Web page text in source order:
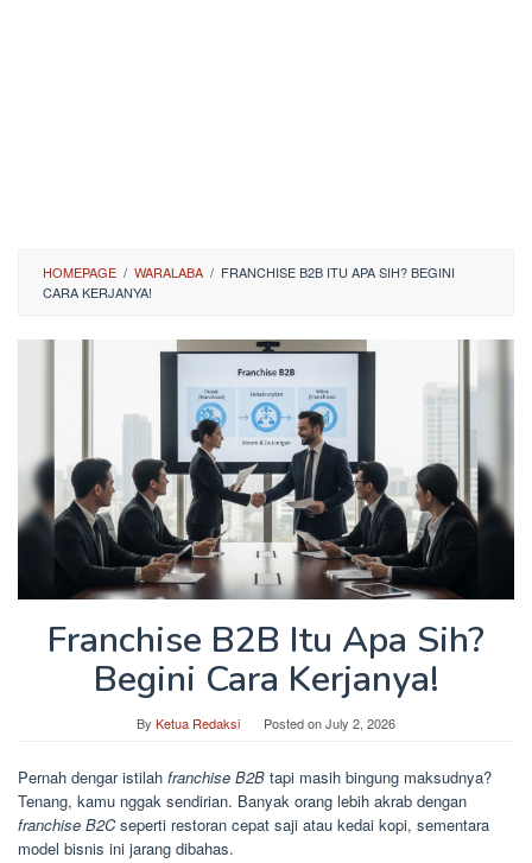
HOMEPAGE / WARALABA / FRANCHISE B2B ITU APA SIH? BEGINI
CARA KERJANYA!
Franchise B2B Itu Apa Sih?
Begini Cara Kerjanya!
By Ketua Redaksi Posted onJuly 2, 2026
Pernah dengar istilah franchise B2B tapi masih bingung maksudnya?
Tenang, kamu nggak sendirian. Banyak orang lebih akrab dengan
franchise B2Cseperti restoran cepat saji atau kedai kopi, sementara
model bisnis ini jarang dibahas.